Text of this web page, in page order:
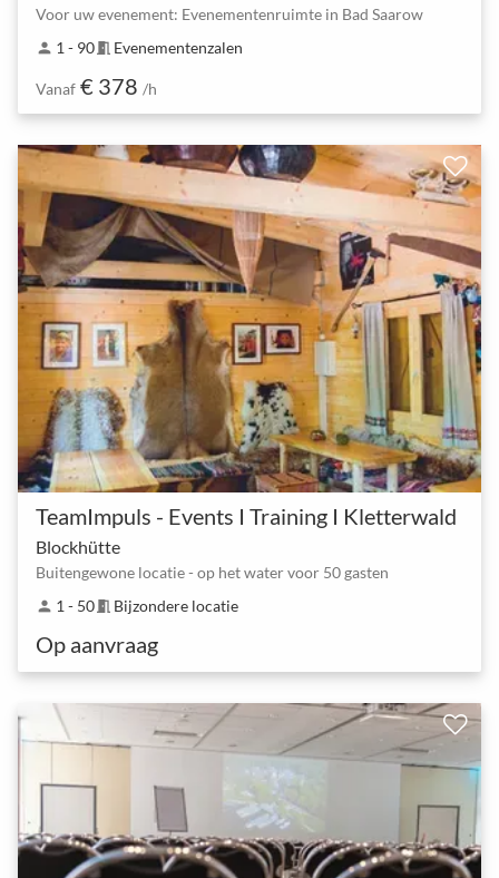
Voor uw evenement: Evenementenruimte in Bad Saarow
person 1 - 90meeting_room Evenementenzalen
Vanaf € 378 /h
TeamImpuls - Events I Training I Kletterwald
Blockhütte
Buitengewone locatie - op het water voor 50 gasten
person 1 - 50meeting_room Bijzondere locatie
Op aanvraag